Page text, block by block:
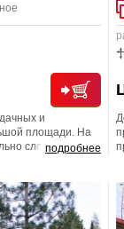
подробнее
и
площади. На
сложно найти
немного